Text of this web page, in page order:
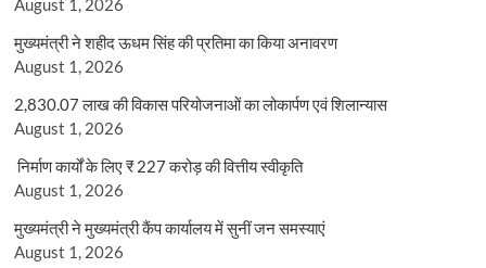
मुख्यमंत्री ने शहीद ऊधम सिंह की प्रतिमा का किया अनावरण
August 1, 2026
2,830.07 लाख की विकास परियोजनाओं का लोकार्पण एवं शिलान्यास
August 1, 2026
निर्माण कार्यों के लिए ₹ 227 करोड़ की वित्तीय स्वीकृति
August 1, 2026
मुख्यमंत्री ने मुख्यमंत्री कैंप कार्यालय में सुनीं जन समस्याएं
August 1, 2026